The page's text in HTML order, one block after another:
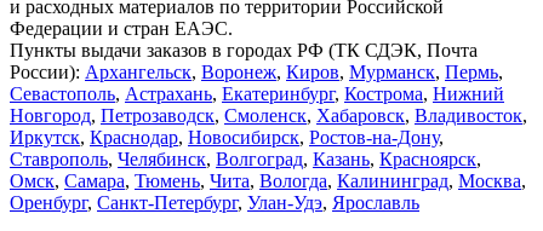
и расходных материалов по территории Российской
Федерации и стран ЕАЭС.
Пункты выдачи заказов в городах РФ (ТК СДЭК, Почта
России): Архангельск, Воронеж, Киров, Мурманск, Пермь,
Севастополь, Астрахань, Екатеринбург, Кострома, Нижний
Новгород, Петрозаводск, Смоленск, Хабаровск, Владивосток,
Иркутск, Краснодар, Новосибирск, Ростов-на-Дону,
Ставрополь, Челябинск, Волгоград, Казань, Красноярск,
Омск, Самара, Тюмень, Чита, Вологда, Калининград, Москва,
Оренбург, Санкт-Петербург, Улан-Удэ, Ярославль